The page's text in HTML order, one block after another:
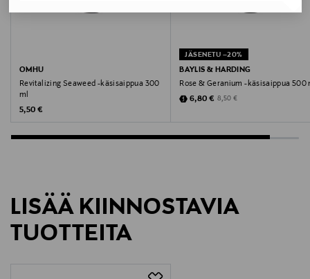
Valmistajan tuotenumero
Valmistajan osoite
PL 4, 00251, Helsinki, Finland
OMHU
Revitalizing Seaweed -käsisaippua 300
ml
Original Price
5,50 €
JÄSENETU –20%
BAYLIS & HARDING
Rose & Geranium -käsisaippua 500
Discounted Price
6,80 € Original Price
8,50 €
LISÄÄ KIINNOSTAVIA
TUOTTEITA